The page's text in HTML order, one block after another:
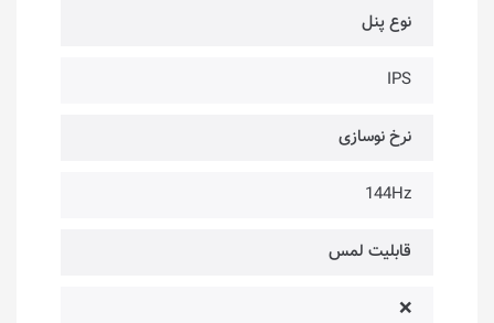
نوع پنل
IPS
نرخ نوسازی
144Hz
قابلیت لمس
❌